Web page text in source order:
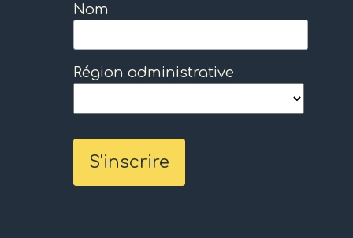
Nom
Région administrative